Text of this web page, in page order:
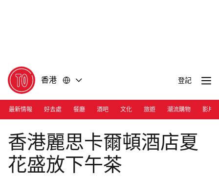
香港 登記
最新情報 好去處 餐廳 酒吧 文化 旅遊 潮流購物 影片
Photograph: Courtesy The Ritz Carlton
香港麗思卡爾頓酒店夏
花盛放下午茶